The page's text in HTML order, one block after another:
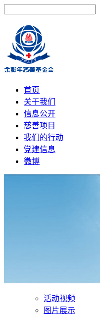
首页
关于我们
信息公开
慈善项目
我们的行动
党建信息
微博
活动视频
图片展示